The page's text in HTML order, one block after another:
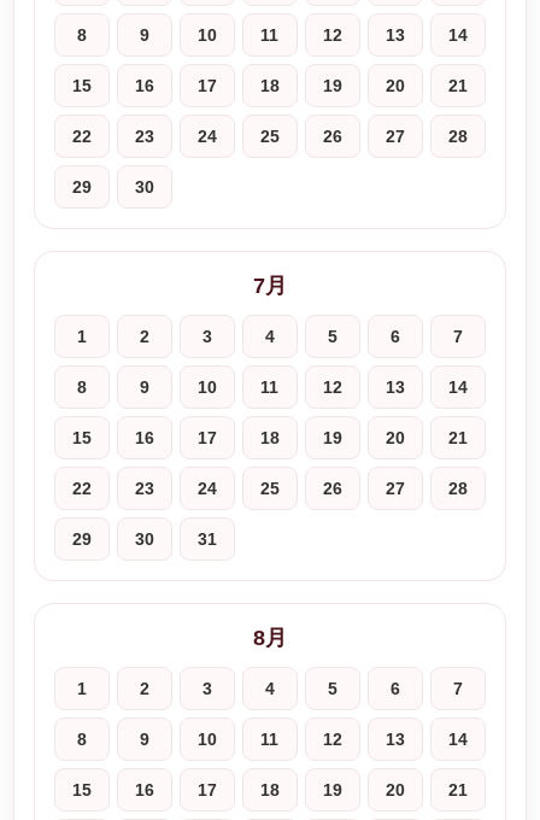
8 9 10 11 12 13 14
15 16 17 18 19 20 21
22 23 24 25 26 27 28
29 30
7月
1 2 3 4 5 6 7
8 9 10 11 12 13 14
15 16 17 18 19 20 21
22 23 24 25 26 27 28
29 30 31
8月
1 2 3 4 5 6 7
8 9 10 11 12 13 14
15 16 17 18 19 20 21